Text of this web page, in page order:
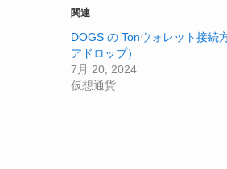
関連
DOGS の Tonウォレット接続
アドロップ）
7月 20, 2024
仮想通貨